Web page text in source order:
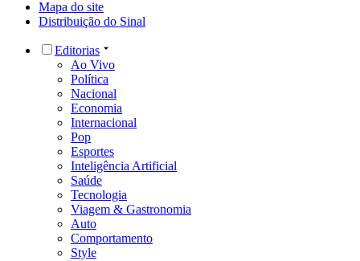
Mapa do site
Distribuição do Sinal
Editorias
Ao Vivo
Política
Nacional
Economia
Internacional
Pop
Esportes
Inteligência Artificial
Saúde
Tecnologia
Viagem & Gastronomia
Auto
Comportamento
Style